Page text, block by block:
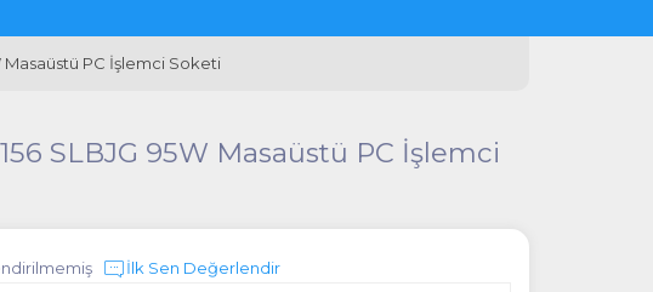
Masaüstü PC İşlemci Soketi
SLBJG 95W Masaüstü PC İşlemci
İlk Sen Değerlendir